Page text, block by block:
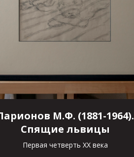
М.Ф. (1881-1964).
Спящие львицы
Первая четверть XX века